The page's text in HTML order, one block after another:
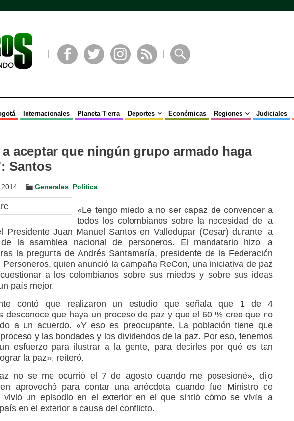
Internacionales Planeta Tierra Deportes Económicas Regiones Judiciales
a aceptar que ningún grupo armado haga
Santos
2014 Generales Política
«Le tengo miedo a no ser capaz de convencer a
todos los colombianos sobre la necesidad de la
Presidente Juan Manuel Santos en Valledupar (Cesar) durante la
de la asamblea nacional de personeros. El mandatario hizo la
la pregunta de Andrés Santamaría, presidente de la Federación
Personeros, quien anunció la campaña ReCon, una iniciativa de paz
a los colombianos sobre sus miedos y sobre sus ideas
país mejor.
contó que realizaron un estudio que señala que 1 de 4
desconoce que haya un proceso de paz y que el 60 % cree que no
a un acuerdo. «Y eso es preocupante. La población tiene que
y las bondades y los dividendos de la paz. Por eso, tenemos
esfuerzo para ilustrar a la gente, para decirles por qué es tan
la paz», reiteró.
no se me ocurrió el 7 de agosto cuando me posesioné», dijo
aprovechó para contar una anécdota cuando fue Ministro de
vivió un episodio en el exterior en el que sintió cómo se vivía la
en el exterior a causa del conflicto.